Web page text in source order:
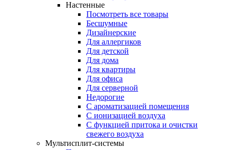
Настенные
Посмотреть все товары
Бесшумные
Дизайнерские
Для аллергиков
Для детской
Для дома
Для квартиры
Для офиса
Для серверной
Недорогие
С ароматизацией помещения
С ионизацией воздуха
С функцией притока и очистки
свежего воздуха
Мультисплит-системы